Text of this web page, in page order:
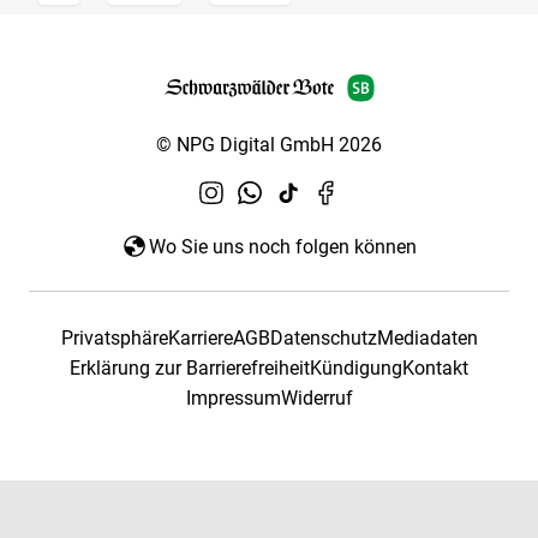
© NPG Digital GmbH 2026
Wo Sie uns noch folgen können
PrivatsphäreKarriereAGBDatenschutzMediadaten
Erklärung zur BarrierefreiheitKündigungKontakt
ImpressumWiderruf